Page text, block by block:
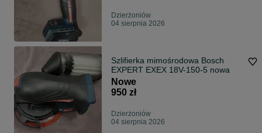
Dzierżoniów
04 sierpnia 2026
Szlifierka mimośrodowa Bosch
EXPERT EXEX 18V-150-5 nowa
Nowe
950 zł
Dzierżoniów
04 sierpnia 2026